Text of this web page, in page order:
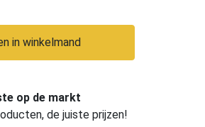
in winkelmand
op de markt
de juiste prijzen!